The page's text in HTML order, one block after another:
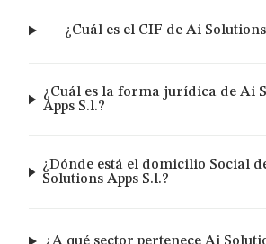
¿Cuál es el CIF de Ai Solutions
¿Cuál es la forma jurídica de Ai
Apps S.l.?
¿Dónde está el domicilio Social
Solutions Apps S.l.?